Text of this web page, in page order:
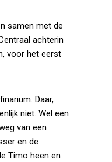
samen met de
achterin
voor het eerst
Daar,
niet. Wel een
van een
en de
Timo heen en